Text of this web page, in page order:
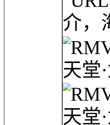
介，
天堂
天堂